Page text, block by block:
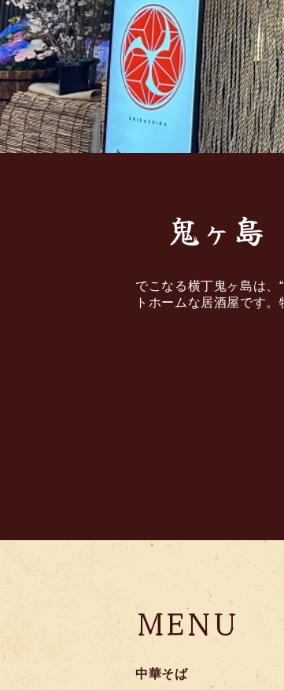
鬼ヶ島
でこなる横丁鬼ヶ島は、
トホームな居酒屋です
MENU
中華そば